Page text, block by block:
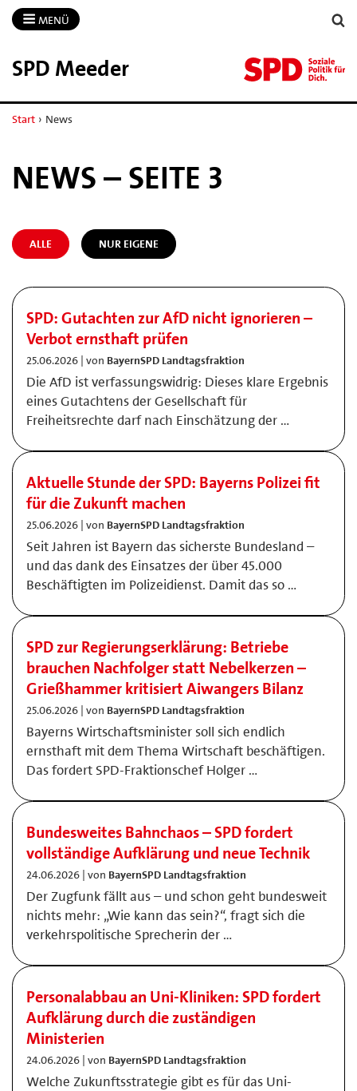
MENÜ
SPD Meeder
Start › News
NEWS – SEITE 3
ALLE NUR EIGENE
SPD: Gutachten zur AfD nicht ignorieren –
Verbot ernsthaft prüfen
25.06.2026 | von BayernSPD Landtagsfraktion
Die AfD ist verfassungswidrig: Dieses klare Ergebnis
eines Gutachtens der Gesellschaft für
Freiheitsrechte darf nach Einschätzung der …
Aktuelle Stunde der SPD: Bayerns Polizei fit
für die Zukunft machen
25.06.2026 | von BayernSPD Landtagsfraktion
Seit Jahren ist Bayern das sicherste Bundesland –
und das dank des Einsatzes der über 45.000
Beschäftigten im Polizeidienst. Damit das so …
SPD zur Regierungserklärung: Betriebe
brauchen Nachfolger statt Nebelkerzen –
Grießhammer kritisiert Aiwangers Bilanz
25.06.2026 | von BayernSPD Landtagsfraktion
Bayerns Wirtschaftsminister soll sich endlich
ernsthaft mit dem Thema Wirtschaft beschäftigen.
Das fordert SPD-Fraktionschef Holger …
Bundesweites Bahnchaos – SPD fordert
vollständige Aufklärung und neue Technik
24.06.2026 | von BayernSPD Landtagsfraktion
Der Zugfunk fällt aus – und schon geht bundesweit
nichts mehr: „Wie kann das sein?“, fragt sich die
verkehrspolitische Sprecherin der …
Personalabbau an Uni-Kliniken: SPD fordert
Aufklärung durch die zuständigen
Ministerien
24.06.2026 | von BayernSPD Landtagsfraktion
Welche Zukunftsstrategie gibt es für das Uni-